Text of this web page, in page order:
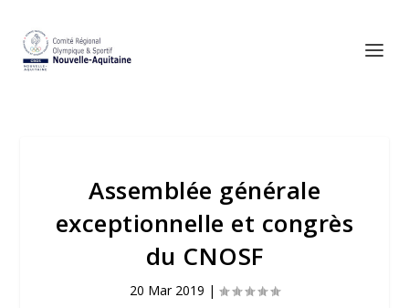
Assemblée générale
exceptionnelle et congrès
du CNOSF
20 Mar 2019 |